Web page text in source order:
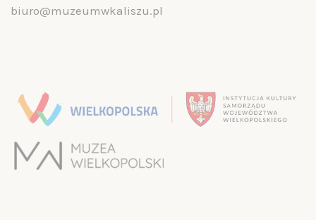
biuro@muzeumwkaliszu.pl